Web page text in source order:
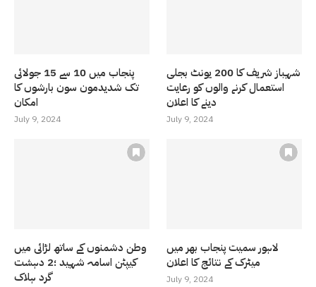
پنجاب میں 10 سے 15 جولائی
تک شدیدمون سون بارشوں کا
امکان
July 9, 2024
شہباز شریف کا 200 یونٹ بجلی
استعمال کرنے والوں کو رعایت
دینے کا اعلان
July 9, 2024
وطن دشمنوں کے ساتھ لڑائی میں
کیپٹن اسامہ شہید ؛2 دہشت
گرد ہلاک
لاہور سمیت پنجاب بھر میں
میٹرک کے نتائج کا اعلان
July 9, 2024